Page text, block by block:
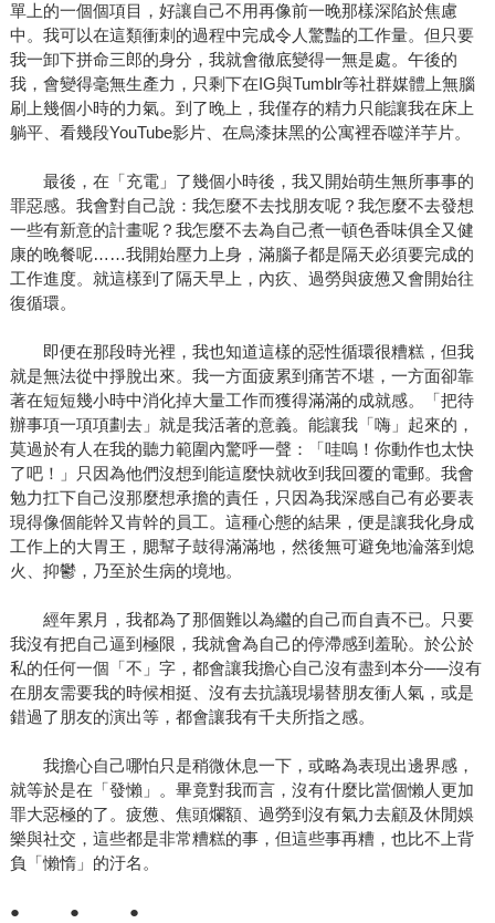
單上的一個個項目，好讓自己不用再像前一晚那樣深陷於焦慮
中。我可以在這類衝刺的過程中完成令人驚豔的工作量。但只要
我一卸下拼命三郎的身分，我就會徹底變得一無是處。午後的
我，會變得毫無生產力，只剩下在IG與Tumblr等社群媒體上無腦
刷上幾個小時的力氣。到了晚上，我僅存的精力只能讓我在床上
躺平、看幾段YouTube影片、在烏漆抹黑的公寓裡吞噬洋芋片。
最後，在「充電」了幾個小時後，我又開始萌生無所事事的
罪惡感。我會對自己說：我怎麼不去找朋友呢？我怎麼不去發想
一些有新意的計畫呢？我怎麼不去為自己煮一頓色香味俱全又健
康的晚餐呢……我開始壓力上身，滿腦子都是隔天必須要完成的
工作進度。就這樣到了隔天早上，內疚、過勞與疲憊又會開始往
復循環。
即便在那段時光裡，我也知道這樣的惡性循環很糟糕，但我
就是無法從中掙脫出來。我一方面疲累到痛苦不堪，一方面卻靠
著在短短幾小時中消化掉大量工作而獲得滿滿的成就感。「把待
辦事項一項項劃去」就是我活著的意義。能讓我「嗨」起來的，
莫過於有人在我的聽力範圍內驚呼一聲：「哇嗚！你動作也太快
了吧！」只因為他們沒想到能這麼快就收到我回覆的電郵。我會
勉力扛下自己沒那麼想承擔的責任，只因為我深感自己有必要表
現得像個能幹又肯幹的員工。這種心態的結果，便是讓我化身成
工作上的大胃王，腮幫子鼓得滿滿地，然後無可避免地淪落到熄
火、抑鬱，乃至於生病的境地。
經年累月，我都為了那個難以為繼的自己而自責不已。只要
我沒有把自己逼到極限，我就會為自己的停滯感到羞恥。於公於
私的任何一個「不」字，都會讓我擔心自己沒有盡到本分──沒有
在朋友需要我的時候相挺、沒有去抗議現場替朋友衝人氣，或是
錯過了朋友的演出等，都會讓我有千夫所指之感。
我擔心自己哪怕只是稍微休息一下，或略為表現出邊界感，
就等於是在「發懶」。畢竟對我而言，沒有什麼比當個懶人更加
罪大惡極的了。疲憊、焦頭爛額、過勞到沒有氣力去顧及休閒娛
樂與社交，這些都是非常糟糕的事，但這些事再糟，也比不上背
負「懶惰」的汙名。
● ● ●